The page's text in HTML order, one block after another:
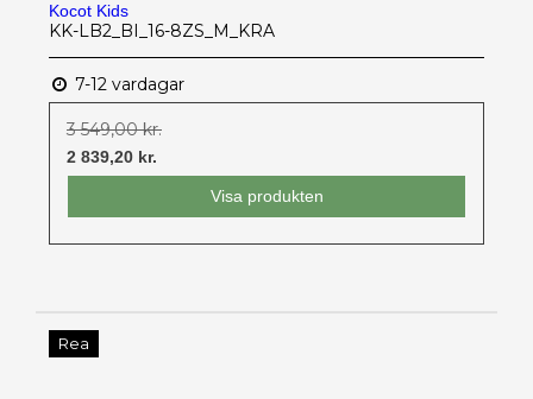
Kocot Kids
KK-LB2_BI_16-8ZS_M_KRA
7-12 vardagar
3 549,00 kr.
2 839,20 kr.
Visa produkten
Rea